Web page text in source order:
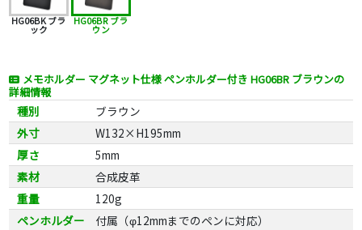
HG06BK ブラ
ック
HG06BR ブラ
ウン
メモホルダー マグネット仕様 ペンホルダー付き HG06BR ブラウンの
詳細情報
種別
ブラウン
外寸
W132×H195mm
厚さ
5mm
素材
合成皮革
重量
120g
ペンホルダー
付属（φ12mmまでのペンに対応）